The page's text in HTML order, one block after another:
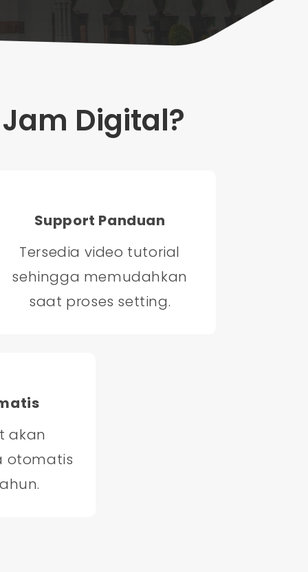
Digital?
Support Panduan
Tersedia video tutorial
sehingga memudahkan
saat proses setting.
akan
otomatis